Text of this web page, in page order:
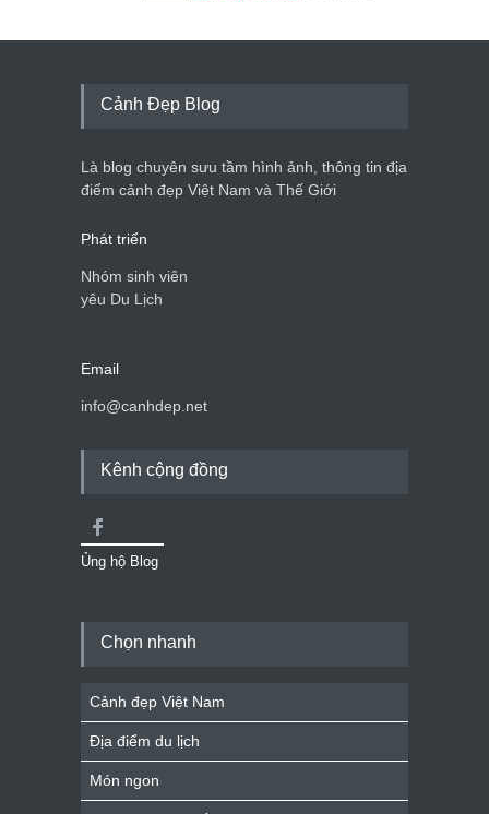
Tam giác mạch khoe sắc
du lịch quốc gia
Cảnh đẹp Việt Nam 24/04/2020
Cảnh Đẹp Blog
Là blog chuyên sưu tầm hình ảnh, thông tin địa
điểm cảnh đẹp Việt Nam và Thế Giới
Phát triển
Nhóm sinh viên
yêu Du Lịch
Email
info@canhdep.net
Kênh cộng đồng
Ủng hộ Blog
Chọn nhanh
Cảnh đẹp Việt Nam
Địa điểm du lịch
Món ngon